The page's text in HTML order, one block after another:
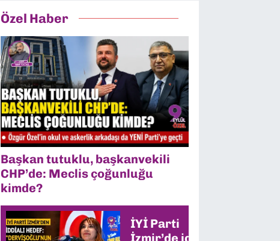
Özel Haber
Başkan tutuklu, başkanvekili
CHP’de: Meclis çoğunluğu
kimde?
İYİ Parti
İzmir’de iddialı